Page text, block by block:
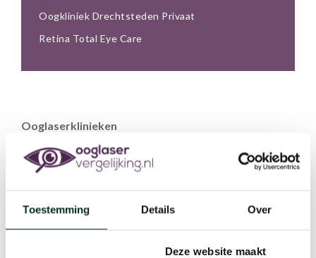
Toestemming Details Over
Deze website maakt
Oogkliniek Drechtsteden Privaat
Retina Total Eye Care
Ooglaserklinieken
Wij willen je helpen bij het vinden van de geschikte
kliniek voor jouw ooglaserbehandeling. We vergelijken
klinieken met elkaar op punten als kosten, artsen en
mening dat een behandeling aan bepaalde
kwaliteitseisen moet voldoen, je ogen zijn ten slotte een
gekozen om alleen klinieken op onze website te